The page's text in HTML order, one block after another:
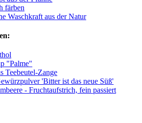
färben
Waschkraft aus der Natur
"Palme"
Teebeutel-Zange
'Bitter ist das neue Süß'
- Fruchtaufstrich, fein passiert